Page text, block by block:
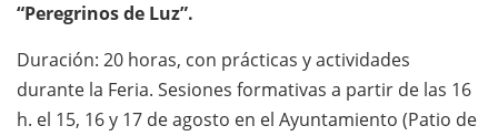
“Peregrinos de Luz”.
Duración: 20 horas, con prácticas y actividades
durante la Feria. Sesiones formativas a partir de las 16
h. el 15, 16 y 17 de agosto en el Ayuntamiento (Patio de